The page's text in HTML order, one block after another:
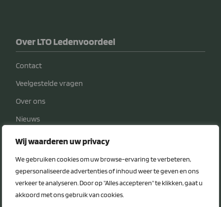
Wij waarderen uw privacy
We gebruiken cookies om uw browse-ervaring te verbeteren,
gepersonaliseerde advertenties of inhoud weer te geven en ons
verkeer te analyseren. Door op "Alles accepteren" te klikken, gaat u
akkoord met ons gebruik van cookies.
Over LTO Ledenvoordeel
Contact
Veelgestelde vragen
Over ons
Nieuws
Privacy Statement
Voordeelcategorieën
Energie